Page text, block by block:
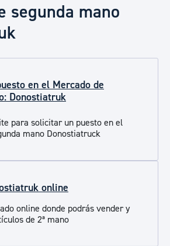
segunda mano
en el Mercado de
Donostiatruk
para solicitar un puesto en el
mano Donostiatruck
online
online donde podrás vender y
de 2ª mano